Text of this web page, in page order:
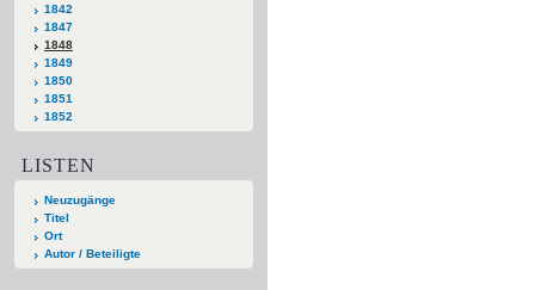
1842
1847
1848
1849
1850
1851
1852
LISTEN
Neuzugänge
Titel
Ort
Autor / Beteiligte